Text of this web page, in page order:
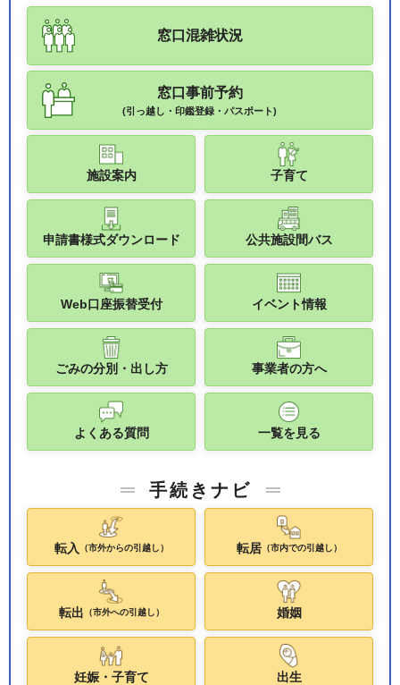
窓口混雑状況
窓口事前予約
(引っ越し・印鑑登録・パスポート)
施設案内 子育て
申請書様式ダウンロード 公共施設間バス
Web口座振替受付 イベント情報
ごみの分別・出し方 事業者の方へ
よくある質問 一覧を見る
手続きナビ
転入 （市外からの引越し） 転居（市内での引越し）
転出 （市外への引越し） 婚姻
妊娠・子育て 出生